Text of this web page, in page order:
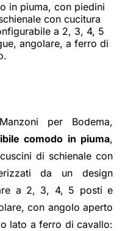
in piuma, con piedini
con cucitura
a 2, 3, 4, 5
angolare, a ferro di
per Bodema,
comodo in piuma,
di schienale con
da un design
a 2, 3, 4, 5 posti e
con angolo aperto
lato a ferro di cavallo: